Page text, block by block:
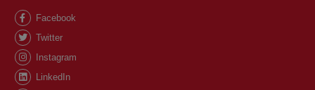
Facebook
Twitter
Instagram
LinkedIn